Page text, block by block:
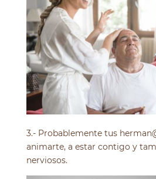
3.- Probablemente tus
animarte, a estar contigo y
nerviosos.